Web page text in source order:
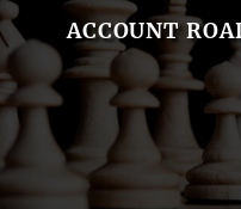
ACCOUNT